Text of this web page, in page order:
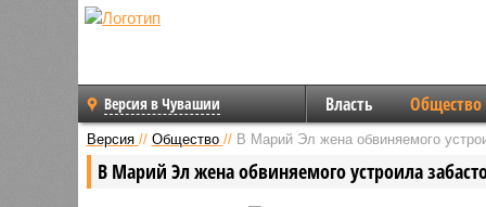
Версия в Чувашии Власть Общество
Версия // Общество // В Марий Эл жена обвиняемого
В Марий Эл жена обвиняемого устроила